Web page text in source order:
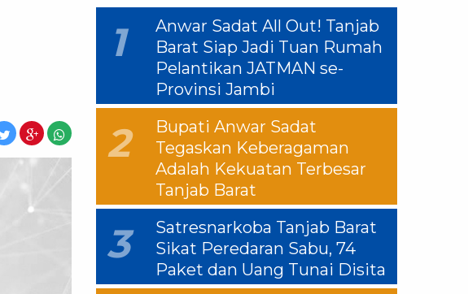
1
Anwar Sadat All Out! Tanjab
Barat Siap Jadi Tuan Rumah
Pelantikan JATMAN se-
Provinsi Jambi
2
Bupati Anwar Sadat
Tegaskan Keberagaman
Adalah Kekuatan Terbesar
Tanjab Barat
3
Satresnarkoba Tanjab Barat
Sikat Peredaran Sabu, 74
Paket dan Uang Tunai Disita